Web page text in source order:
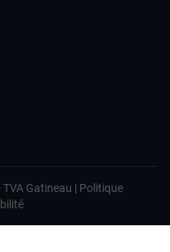
TVA Gatineau | Politique